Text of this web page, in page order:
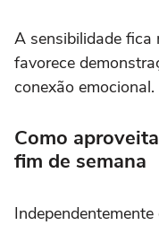
A sensibilidade fica
favorece
conexão
Como
fim de semana